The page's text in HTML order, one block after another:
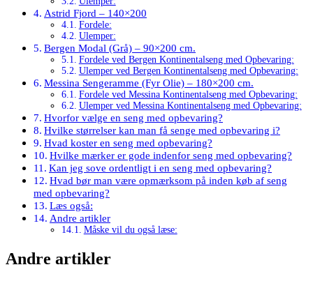
Astrid Fjord – 140×200
Fordele:
Ulemper:
Bergen Modal (Grå) – 90×200 cm.
Fordele ved Bergen Kontinentalseng med Opbevaring:
Ulemper ved Bergen Kontinentalseng med Opbevaring:
Messina Sengeramme (Fyr Olie) – 180×200 cm.
Fordele ved Messina Kontinentalseng med Opbevaring:
Ulemper ved Messina Kontinentalseng med Opbevaring:
Hvorfor vælge en seng med opbevaring?
Hvilke størrelser kan man få senge med opbevaring i?
Hvad koster en seng med opbevaring?
Hvilke mærker er gode indenfor seng med opbevaring?
Kan jeg sove ordentligt i en seng med opbevaring?
Hvad bør man være opmærksom på inden køb af seng
med opbevaring?
Læs også:
Andre artikler
Måske vil du også læse:
Andre artikler